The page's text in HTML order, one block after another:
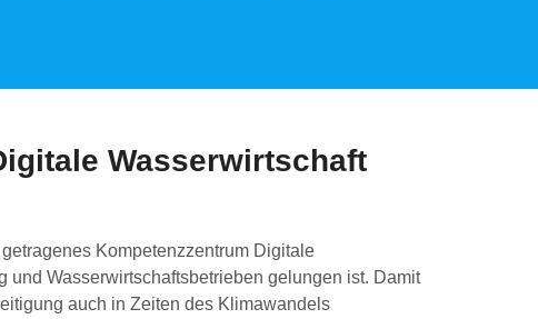
Wasserwirtschaft
Kompetenzzentrum Digitale
Wasserwirtschaftsbetrieben gelungen ist. Damit
auch in Zeiten des Klimawandels